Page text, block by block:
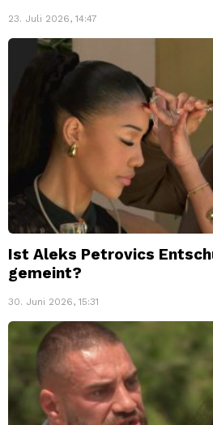
23. Juli 2026, 14:47
Ist Aleks Petrovics
gemeint?
30. Juni 2026, 15:31